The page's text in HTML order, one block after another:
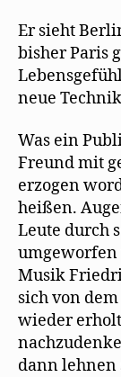
Er sieht
bisher Paris
neue
Was ein
Freund mit
erzogen
heißen.
Leute durch
Musik
sich von
wieder
dann